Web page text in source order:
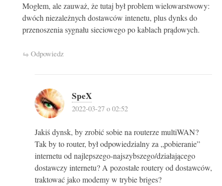
Mogłem, ale zauważ, że tutaj był problem wielowarstwowy:
dwóch niezależnych dostawców intenetu, plus dynks do
przenoszenia sygnału sieciowego po kablach prądowych.
Odpowiedz
SpeX
2022-03-27 o 02:52
Jakiś dynsk, by zrobić sobie na routerze multiWAN?
Tak by to router, był odpowiedzialny za „pobieranie”
internetu od najlepszego-najszybszego/działającego
dostawczy internetu? A pozostałe routery od dostawców,
traktować jako modemy w trybie briges?